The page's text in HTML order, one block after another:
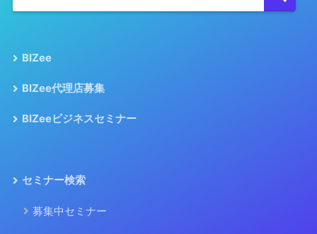
BIZee
BIZee代理店募集
BIZeeビジネスセミナー
セミナー検索
募集中セミナー